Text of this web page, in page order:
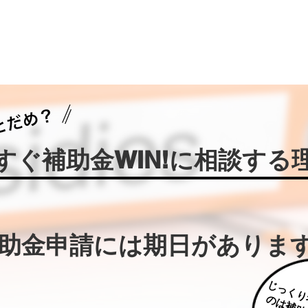
ぐ補助金WIN!に相談する
金申請には期日がありま